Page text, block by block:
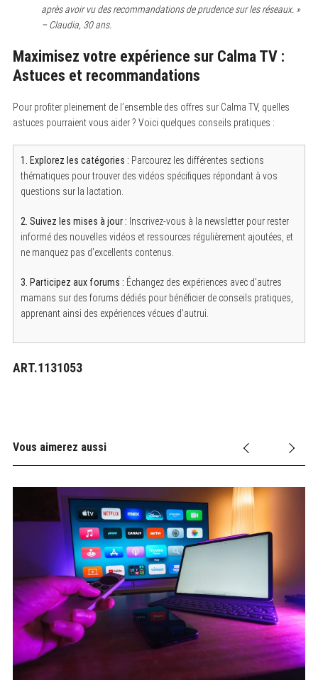
après avoir vu des recommandations de prudence sur les réseaux. »
– Claudia, 30 ans.
Maximisez votre expérience sur Calma TV :
Astuces et recommandations
Pour profiter pleinement de l’ensemble des offres sur Calma TV, quelles
astuces pourraient vous aider ? Voici quelques conseils pratiques :
1. Explorez les catégories : Parcourez les différentes sections
thématiques pour trouver des vidéos spécifiques répondant à vos
questions sur la lactation.
2. Suivez les mises à jour : Inscrivez-vous à la newsletter pour rester
informé des nouvelles vidéos et ressources régulièrement ajoutées, et
ne manquez pas d’excellents contenus.
3. Participez aux forums : Échangez des expériences avec d’autres
mamans sur des forums dédiés pour bénéficier de conseils pratiques,
apprenant ainsi des expériences vécues d’autrui.
ART.1131053
Vous aimerez aussi